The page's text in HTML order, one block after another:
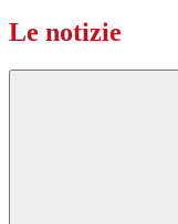
Le notizie